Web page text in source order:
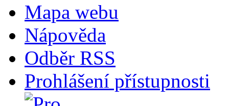
Mapa webu
Nápověda
Odběr RSS
Prohlášení přístupnosti